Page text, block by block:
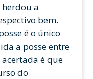
a
bem.
é o único
a posse entre
é que
do